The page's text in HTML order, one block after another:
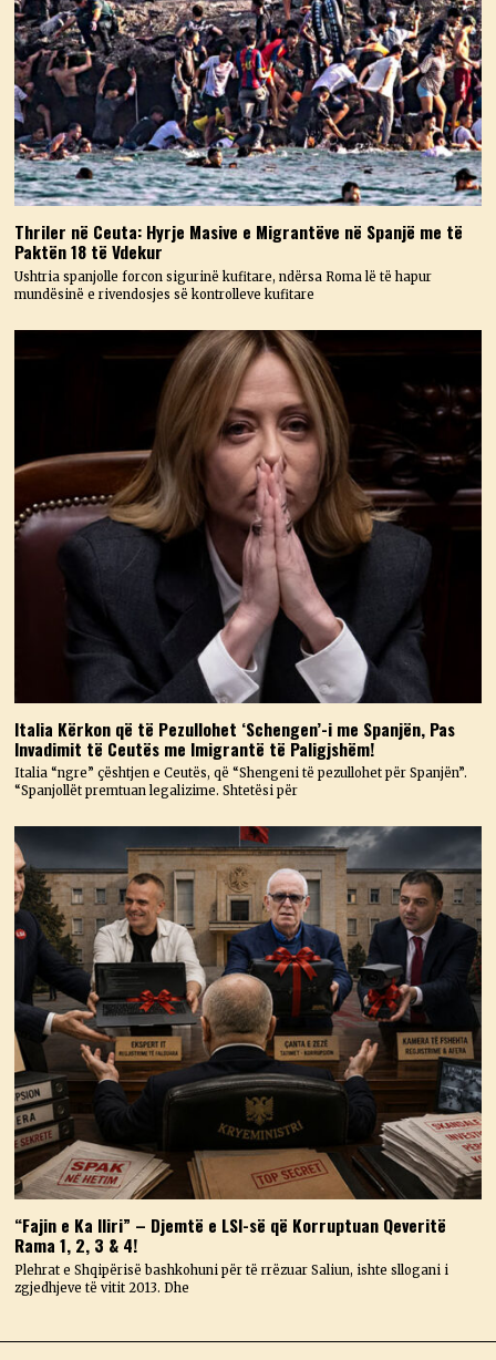
Thriler në Ceuta: Hyrje Masive e Migrantëve në Spanjë me të
Paktën 18 të Vdekur
Ushtria spanjolle forcon sigurinë kufitare, ndërsa Roma lë të hapur
mundësinë e rivendosjes së kontrolleve kufitare
Italia Kërkon që të Pezullohet ‘Schengen’-i me Spanjën, Pas
Invadimit të Ceutës me Imigrantë të Paligjshëm!
Italia “ngre” çështjen e Ceutës, që “Shengeni të pezullohet për Spanjën”.
“Spanjollët premtuan legalizime. Shtetësi për
“Fajin e Ka Iliri” – Djemtë e LSI-së që Korruptuan Qeveritë
Rama 1, 2, 3 & 4!
Plehrat e Shqipërisë bashkohuni për të rrëzuar Saliun, ishte sllogani i
zgjedhjeve të vitit 2013. Dhe